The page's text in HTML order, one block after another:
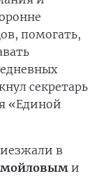
помогать,
секретарь
«Единой
в
и